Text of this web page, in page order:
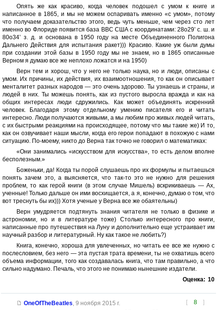
Опять же как красиво, когда человек подошел с умом к книге и
написанное в 1865, и мы не можем оспаривать именно «с умом», потому
что получаем доказательство этого, ведь чуть меньше, чем через сто лет
именно во Флориде появится база ВВС США с координатами: 28о29’ с. ш. и
80о34’ з. д. и основана в 1950 году на месте Объединенного Полигона
Дальнего Действия для испытания ракет))) Красиво. Какие уж были думы
при создании этой базы в 1950 году мы не знаем, но в 1865 описанные
Верном я думаю все же неплохо ложатся и на 1950)
Верн тем и хорош, что у него не только наука, но и люди, описаны с
умом. Их причины, их действия, их взаимоотношения, то как он описывает
менталитет разных народов — это очень здорово. Ты узнаешь и страны, и
людей в них. Ты можешь понять, как из пустого выросла вражда и как на
общих интересах люди сдружились. Как может объединять искренний
человек. Благодаря этому отдельному умению писателя его и читать
интересно. Люди получаются живыми, а мы любим про живых людей читать,
с их быстрыми реакциями на происходящее, потому что мы такие же) И то,
как он озвучивает наши мысли, когда его герои попадают в похожую с нами
ситуацию. По-моему, никто до Верна так точно не говорил о математиках:
«Они занимались «искусством для искусства», то есть делом вполне
бесполезным.»
Боженьки, да! Когда ты порой слушаешь про их формулы и пытаешься
понять зачем это, а выясняется, что так-то это не нужно для решения
проблем, то как герой книги (в этом случае Мишель) вскрикиваешь — Ах,
ученные! Только дальше он ими восхищается, а я, конечно, думаю о том, что
вот треснуть бы их))) Хотя ученые у Верна все же обаятельны)
Верн умудряется подтянуть знания читателя не только в физике и
астрономии, но и в литературе тоже) Столько интересного про книги,
написанные про путешествия на Луну и дополнительно еще устраивает им
научный разбор и литературный. Ну как такое не любить?)
Книга, конечно, хороша для увлеченных, но читать ее все же нужно с
послесловием, без него — эта пустая трата времени, ты не охватишь всего
объема информации, того как создавалась книга, что там правильно, а что
сильно надумано. Печаль, что этого не понимаю нынешние издатели.
Оценка: 10
[ 8 ]
OneOfTheBeatles, 9 ноября 2015 г.